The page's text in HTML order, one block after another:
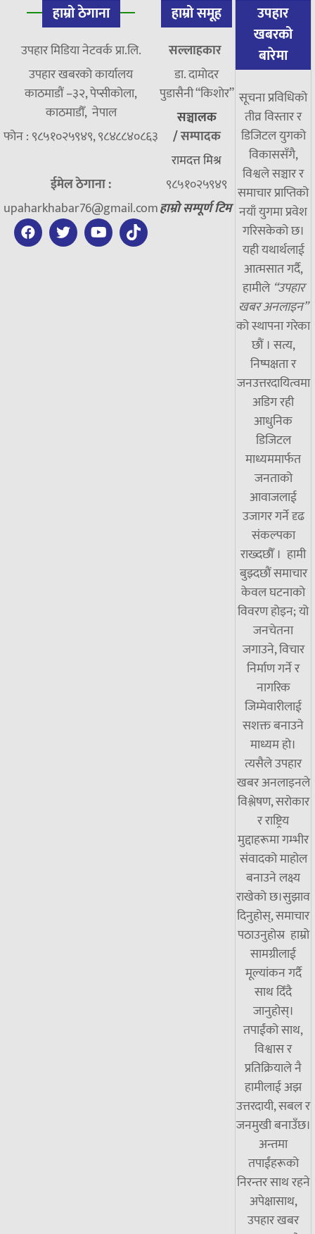
हाम्रो ठेगाना
उपहार मिडिया नेटवर्क प्रा.लि.
उपहार खबरको कार्यालय
काठमाडौं –३२, पेप्सीकोला,
काठमाडौँ, नेपाल
फोन : ९८५१०२५९४९, ९८४८८४०८६३
ईमेल ठेगाना :
upaharkhabar76@gmail.com
हाम्रो समूह
सल्लाहकार
डा. दामाेदर
पुडासैनी “किशाेर”
सञ्चालक
/सम्पादक
रामदत्त मिश्र
९८५१०२५९४९
हाम्रो सम्पूर्ण टिम
उपहार
खबरको
बारेमा
सूचना प्रविधिको
तीव्र विस्तार र
डिजिटल युगको
विकाससँगै,
विश्वले सञ्चार र
समाचार प्राप्तिको
नयाँ युगमा प्रवेश
गरिसकेको छ।
यही यथार्थलाई
आत्मसात गर्दै,
हामीले “उपहार
खबर अनलाइन”
को स्थापना गरेका
छौं । सत्य,
निष्पक्षता र
जनउत्तरदायित्वमा
अडिग रही
आधुनिक
डिजिटल
माध्यममार्फत
जनताको
आवाजलाई
उजागर गर्ने दृढ
संकल्पका
राख्दछौँ । हामी
बुझ्दछौं समाचार
केवल घटनाको
विवरण होइन; यो
जनचेतना
जगाउने, विचार
निर्माण गर्ने र
नागरिक
जिम्मेवारीलाई
सशक्त बनाउने
माध्यम हो।
त्यसैले उपहार
खबर अनलाइनले
विश्लेषण, सरोकार
र राष्ट्रिय
मुद्दाहरूमा गम्भीर
संवादको माहोल
बनाउने लक्ष्य
राखेको छ।सुझाव
दिनुहोस्, समाचार
पठाउनुहोस्र हाम्रो
सामग्रीलाई
मूल्यांकन गर्दै
साथ दिँदै
जानुहोस्।
तपाईंको साथ,
विश्वास र
प्रतिक्रियाले नै
हामीलाई अझ
उत्तरदायी, सबल र
जनमुखी बनाउँछ।
अन्तमा
तपाईंहरूको
निरन्तर साथ रहने
अपेक्षासाथ,
उपहार खबर